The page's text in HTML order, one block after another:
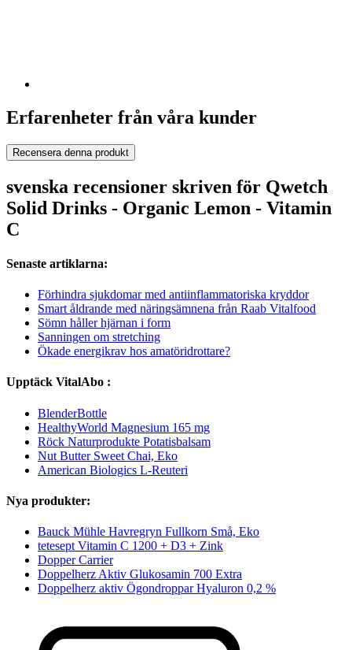
Erfarenheter från våra kunder
Recensera denna produkt
svenska recensioner skriven för Qwetch
Solid Drinks - Organic Lemon - Vitamin
C
Senaste artiklarna:
Förhindra sjukdomar med antiinflammatoriska kryddor
Smart åldrande med näringsämnena från Raab Vitalfood
Sömn håller hjärnan i form
Sanningen om stretching
Ökade energikrav hos amatöridrottare?
Upptäck VitalAbo :
BlenderBottle
HealthyWorld Magnesium 165 mg
Röck Naturprodukte Potatisbalsam
Nut Butter Sweet Chai, Eko
American Biologics L-Reuteri
Nya produkter:
Bauck Mühle Havregryn Fullkorn Små, Eko
tetesept Vitamin C 1200 + D3 + Zink
Dopper Carrier
Doppelherz Aktiv Glukosamin 700 Extra
Doppelherz aktiv Ögondroppar Hyaluron 0,2 %